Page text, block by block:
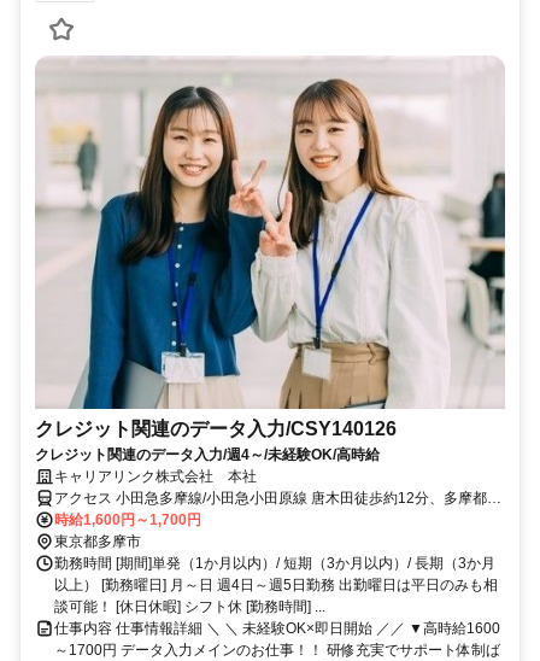
クレジット関連のデータ入力/CSY140126
クレジット関連のデータ入力/週4～/未経験OK/高時給
キャリアリンク株式会社 本社
アクセス 小田急多摩線/小田急小田原線 唐木田徒歩約12分、多摩都市
モノレール線 多摩センター出口3徒歩約13分、京王相模原線 京王多
摩センター中央口(京王)徒歩約17分 各線 多摩センター駅 徒歩7分 ※
案件によりその他複数勤務地あり！
時給1,600円～1,700円
東京都多摩市
勤務時間 [期間]単発（1か月以内）/ 短期（3か月以内）/ 長期（3か月
以上） [勤務曜日] 月～日 週4日～週5日勤務 出勤曜日は平日のみも相
談可能！ [休日休暇] シフト休 [勤務時間] ...
仕事内容 仕事情報詳細 ＼ ＼ 未経験OK×即日開始 ／／ ▼高時給1600
～1700円 データ入力メインのお仕事！！ 研修充実でサポート体制ば